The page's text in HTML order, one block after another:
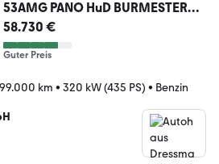
53AMG PANO HuD BURMESTER
360°
58.730 €
Guter Preis
99.000 km • 320 kW (435 PS) • Benzin